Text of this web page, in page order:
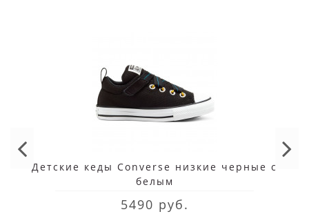
Детские кеды Converse низкие черные с
белым
5490 руб.